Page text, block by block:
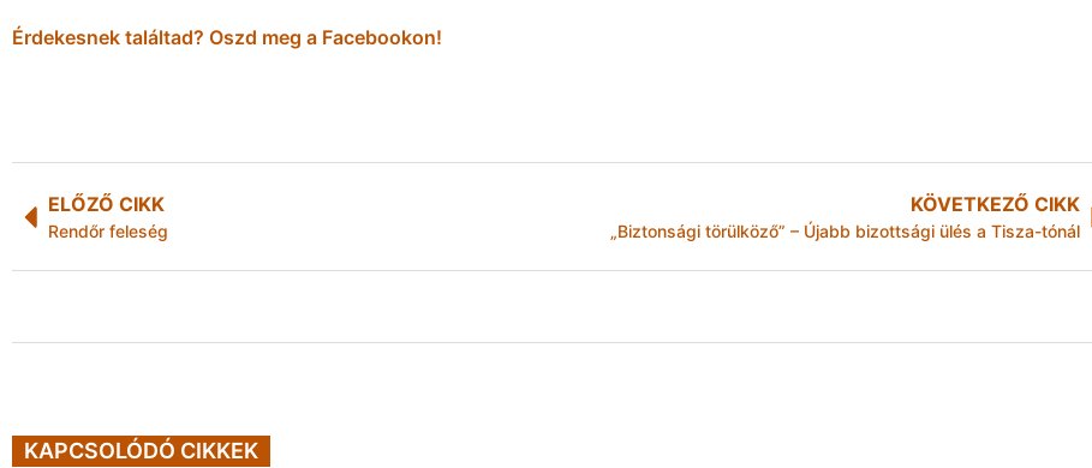
Érdekesnek találtad? Oszd meg a Facebookon!
ELŐZŐ CIKK
Rendőr feleség
KÖVETKEZŐ CIKK
„Biztonsági törülköző” – Újabb bizottsági ülés a Tisza-tónál
KAPCSOLÓDÓ CIKKEK